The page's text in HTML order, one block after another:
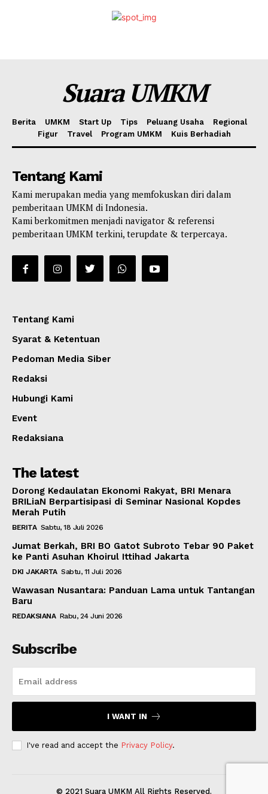
Suara UMKM
Berita UMKM Start Up Tips Peluang Usaha
Regional
Figur
Travel Program UMKM Kuis Berhadiah
Tentang Kami
Kami merupakan media yang memfokuskan diri dalam
pemberitaan UMKM di Indonesia.
Kami berkomitmen menjadi navigator & referensi
pemberitaan UMKM terkini, terupdate & terpercaya.
Tentang Kami
Syarat & Ketentuan
Pedoman Media Siber
Redaksi
Hubungi Kami
Event
Redaksiana
The latest
Dorong Kedaulatan Ekonomi Rakyat, BRI Menara
BRILiaN Berpartisipasi di Seminar Nasional Kopdes
Merah Putih
BERITA Sabtu, 18 Juli 2026
Jumat Berkah, BRI BO Gatot Subroto Tebar 90 Paket
ke Panti Asuhan Khoirul Ittihad Jakarta
DKI JAKARTA Sabtu, 11 Juli 2026
Wawasan Nusantara: Panduan Lama untuk Tantangan
Baru
REDAKSIANA Rabu, 24 Juni 2026
Subscribe
I WANT IN
I've read and accept the Privacy Policy.
© 2021 Suara UMKM All Rights Reserved.